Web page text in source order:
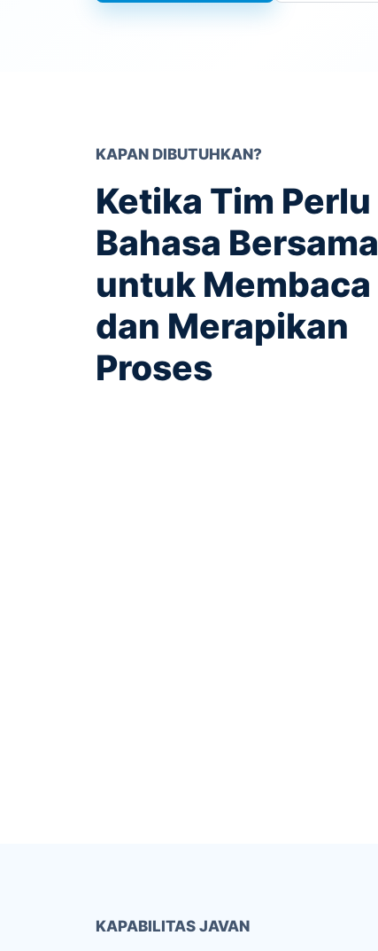
KAPAN DIBUTUHKAN?
Ketika Tim Perlu
Bahasa Bersama
untuk Membaca
dan Merapikan
Proses
KAPABILITAS JAVAN